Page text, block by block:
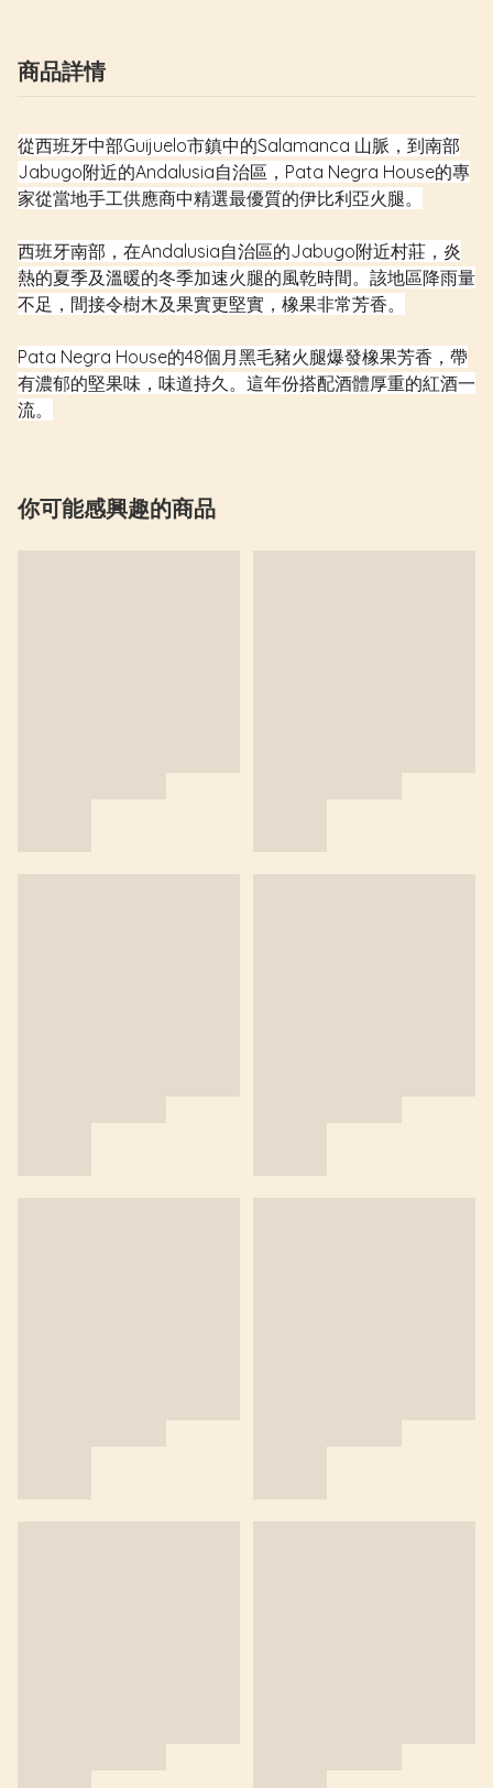
商品詳情
從西班牙中部Guijuelo市鎮中的Salamanca 山脈，到南部
Jabugo附近的Andalusia自治區，Pata Negra House的專
家從當地手工供應商中精選最優質的伊比利亞火腿。
西班牙南部，在Andalusia自治區的Jabugo附近村莊，炎
熱的夏季及溫暖的冬季加速火腿的風乾時間。該地區降雨量
不足，間接令樹木及果實更堅實，橡果非常芳香。
Pata Negra House的48個月黑毛豬火腿爆發橡果芳香，帶
有濃郁的堅果味，味道持久。這年份搭配酒體厚重的紅酒一
流。
你可能感興趣的商品